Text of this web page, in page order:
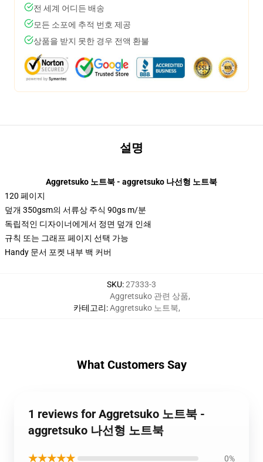
전 세계 어디든 배송
모든 소포에 추적 번호 제공
상품을 받지 못한 경우 전액 환불
설명
Aggretsuko 노트북 - aggretsuko 나선형 노트북
120 페이지
덮개 350gsm의 서류상 주식 90gs m/분
독립적인 디자이너에게서 정면 덮개 인쇄
규칙 또는 그래프 페이지 선택 가능
Handy 문서 포켓 내부 백 커버
SKU:27333-3
카테고리:
Aggretsuko 관련 상품,
Aggretsuko 노트북,
What Customers Say
1 reviews for Aggretsuko 노트북 -
aggretsuko 나선형 노트북
★★★★★ 0%